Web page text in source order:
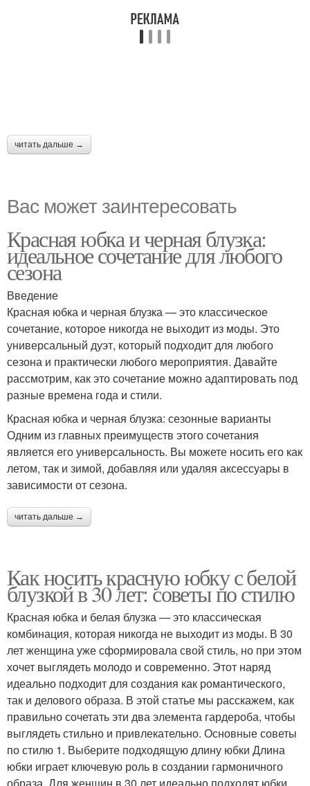
читать дальше →
Вас может заинтересовать
Красная юбка и черная блузка:
идеальное сочетание для любого
сезона
Введение
Красная юбка и черная блузка — это классическое
сочетание, которое никогда не выходит из моды. Это
универсальный дуэт, который подходит для любого
сезона и практически любого мероприятия. Давайте
рассмотрим, как это сочетание можно адаптировать под
разные времена года и стили.
Красная юбка и черная блузка: сезонные варианты
Одним из главных преимуществ этого сочетания
является его универсальность. Вы можете носить его как
летом, так и зимой, добавляя или удаляя аксессуары в
зависимости от сезона.
читать дальше →
Как носить красную юбку с белой
блузкой в 30 лет: советы по стилю
Красная юбка и белая блузка — это классическая
комбинация, которая никогда не выходит из моды. В 30
лет женщина уже сформировала свой стиль, но при этом
хочет выглядеть молодо и современно. Этот наряд
идеально подходит для создания как романтического,
так и делового образа. В этой статье мы расскажем, как
правильно сочетать эти два элемента гардероба, чтобы
выглядеть стильно и привлекательно. Основные советы
по стилю 1. Выберите подходящую длину юбки Длина
юбки играет ключевую роль в создании гармоничного
образа. Для женщин в 30 лет идеально подходят юбки